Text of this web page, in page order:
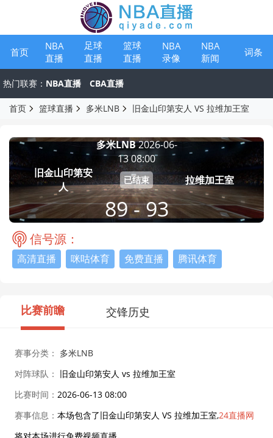
首页
NBA
直播
足球
直播
篮球
直播
NBA
录像
NBA
新闻
词条
热门联赛： NBA直播 CBA直播
首页 篮球直播 多米LNB 旧金山印第安人 VS 拉维加王室
旧金山印第安
人
多米LNB2026-06-
13 08:00
已结束
89 - 93
拉维加王室
信号源：
高清直播 咪咕体育 免费直播 腾讯体育
比赛前瞻 交锋历史
赛事分类： 多米LNB
对阵球队： 旧金山印第安人 vs 拉维加王室
比赛时间： 2026-06-13 08:00
赛事信息： 本场包含了旧金山印第安人 VS 拉维加王室,24直播网